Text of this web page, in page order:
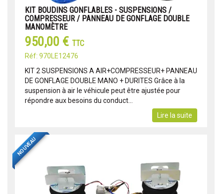
KIT BOUDINS GONFLABLES - SUSPENSIONS /
COMPRESSEUR / PANNEAU DE GONFLAGE DOUBLE
MANOMÈTRE
950,00 € TTC
Réf: 970LE12476
KIT 2 SUSPENSIONS A AIR+COMPRESSEUR+ PANNEAU
DE GONFLAGE DOUBLE MANO + DURITES Grâce à la
suspension à air le véhicule peut être ajustée pour
répondre aux besoins du conduct...
Lire la suite
NOUVEAU